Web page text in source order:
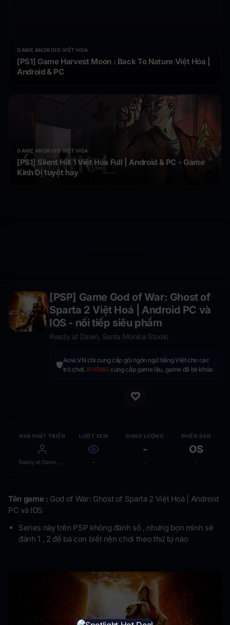
GAME ANDROID VIỆT HÓA
[PS1] Game Harvest Moon : Back To Nature Việt Hóa |
Android & PC
GAME ANDROID VIỆT HÓA
[PS1] Silent Hill 1 Việt Hóa Full | Android & PC - Game
Kinh Dị tuyệt hay
[PSP] Game God of War: Ghost of
Sparta 2 Việt Hoá | Android PC và
IOS - nối tiếp siêu phẩm
Ready at Dawn, Santa Monica Studio
🛡️Aow.VN chỉ cung cấp gói ngôn ngữ tiếng Việt cho các
trò chơi, KHÔNGcung cấp game lậu, game đã bẻ khóa.
NHÀ PHÁT TRIỂN
Ready at Dawn, Santa Monica Studio
LƯỢT XEM
-
DUNG LƯỢNG
-
-
PHIÊN BẢN
OS
-
Tên game : God of War: Ghost of Sparta 2 Việt Hoá | Android
PC và IOS
Series này trên PSP không đánh số , nhưng bọn mình sẽ
đánh 1 , 2 để bà con biết nên chơi theo thứ tự nào